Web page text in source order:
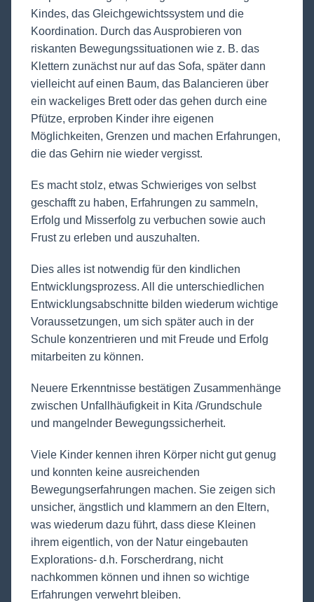
Kindes, das Gleichgewichtssystem und die
Koordination. Durch das Ausprobieren von
riskanten Bewegungssituationen wie z. B. das
Klettern zunächst nur auf das Sofa, später dann
vielleicht auf einen Baum, das Balancieren über
ein wackeliges Brett oder das gehen durch eine
Pfütze, erproben Kinder ihre eigenen
Möglichkeiten, Grenzen und machen Erfahrungen,
die das Gehirn nie wieder vergisst.
Es macht stolz, etwas Schwieriges von selbst
geschafft zu haben, Erfahrungen zu sammeln,
Erfolg und Misserfolg zu verbuchen sowie auch
Frust zu erleben und auszuhalten.
Dies alles ist notwendig für den kindlichen
Entwicklungsprozess. All die unterschiedlichen
Entwicklungsabschnitte bilden wiederum wichtige
Voraussetzungen, um sich später auch in der
Schule konzentrieren und mit Freude und Erfolg
mitarbeiten zu können.
Neuere Erkenntnisse bestätigen Zusammenhänge
zwischen Unfallhäufigkeit in Kita /Grundschule
und mangelnder Bewegungssicherheit.
Viele Kinder kennen ihren Körper nicht gut genug
und konnten keine ausreichenden
Bewegungserfahrungen machen. Sie zeigen sich
unsicher, ängstlich und klammern an den Eltern,
was wiederum dazu führt, dass diese Kleinen
ihrem eigentlich, von der Natur eingebauten
Explorations- d.h. Forscherdrang, nicht
nachkommen können und ihnen so wichtige
Erfahrungen verwehrt bleiben.